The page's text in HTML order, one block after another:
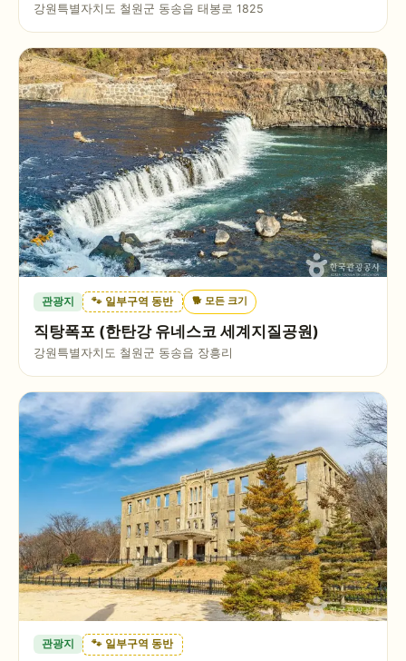
강원특별자치도 철원군 동송읍 태봉로 1825
관광지 🐾 일부구역 동반 🐕 모든 크기
직탕폭포 (한탄강 유네스코 세계지질공원)
강원특별자치도 철원군 동송읍 장흥리
관광지 🐾 일부구역 동반